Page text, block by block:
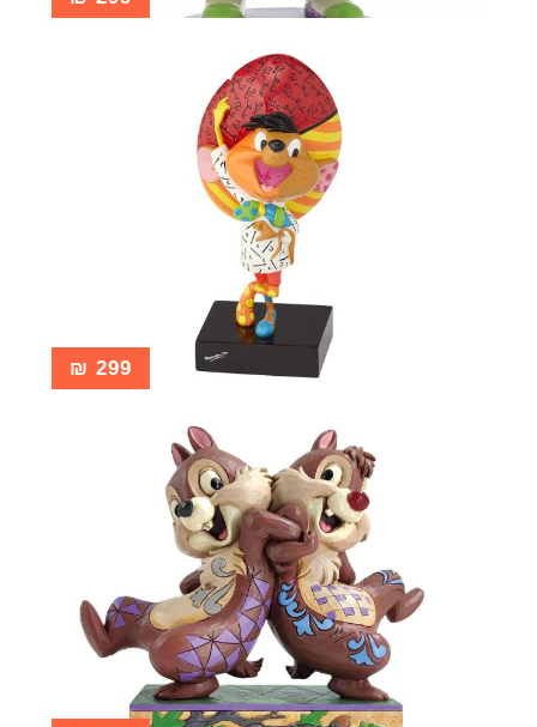
299
₪